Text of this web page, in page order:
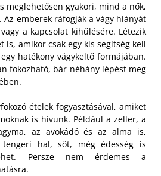
meglehetősen gyakori, mind a nők,
emberek ráfogják a vágy hiányát
a kapcsolat kihűlésére. Létezik
is, amikor csak egy kis segítség kell
hatékony vágykeltő formájában.
fokozható, bár néhány lépést meg
ételek fogyasztásával, amiket
is hívunk. Például a zeller, a
az avokádó és az alma is,
hal, sőt, még édesség is
Persze nem érdemes a